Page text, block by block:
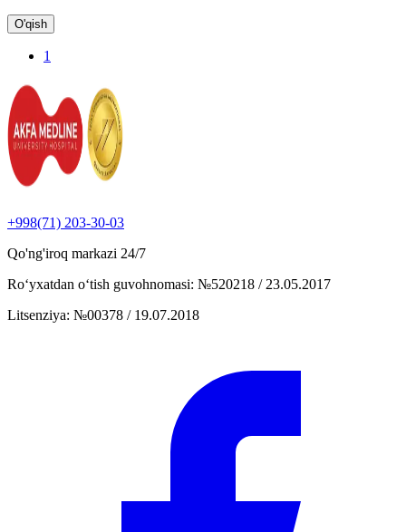
O'qish
1
+998(71) 203-30-03
Qo'ng'iroq markazi 24/7
Ro‘yxatdan o‘tish guvohnomasi: №520218 / 23.05.2017
Litsenziya: №00378 / 19.07.2018